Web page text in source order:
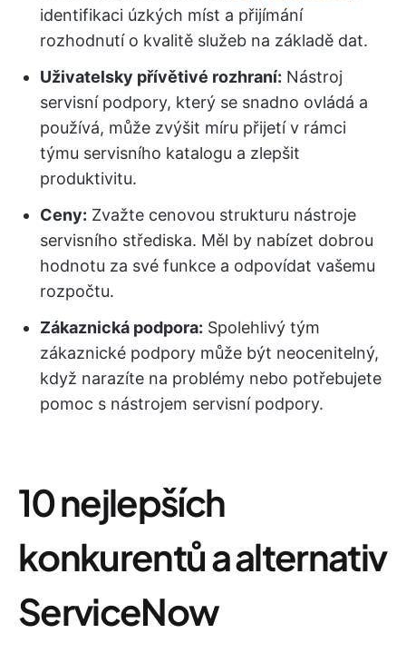
identifikaci úzkých míst a přijímání
rozhodnutí o kvalitě služeb na základě dat.
Uživatelsky přívětivé rozhraní: Nástroj
servisní podpory, který se snadno ovládá a
používá, může zvýšit míru přijetí v rámci
týmu servisního katalogu a zlepšit
produktivitu.
Ceny: Zvažte cenovou strukturu nástroje
servisního střediska. Měl by nabízet dobrou
hodnotu za své funkce a odpovídat vašemu
rozpočtu.
Zákaznická podpora: Spolehlivý tým
zákaznické podpory může být neocenitelný,
když narazíte na problémy nebo potřebujete
pomoc s nástrojem servisní podpory.
10 nejlepších
konkurentů a alternativ
ServiceNow